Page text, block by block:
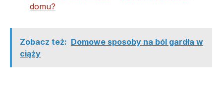
domu?
Zobacz też: Domowe sposoby na ból gardła w
ciąży